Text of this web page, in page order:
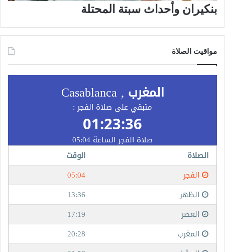
بنكيران وأحداث سبتة المحتلة
مواقيت الصلاة